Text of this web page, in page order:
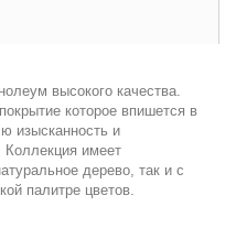
высокого качества.
которое впишется в
изысканность и
Коллекция имеет
дерево, так и с
палитре цветов.